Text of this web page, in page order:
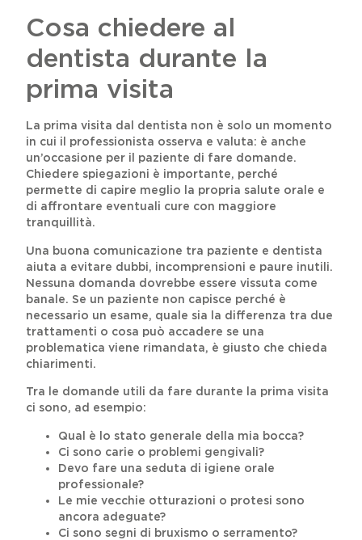
Cosa chiedere al
dentista durante la
prima visita
La prima visita dal dentista non è solo un momento
in cui il professionista osserva e valuta: è anche
un’occasione per il paziente di fare domande.
Chiedere spiegazioni è importante, perché
permette di capire meglio la propria salute orale e
di affrontare eventuali cure con maggiore
tranquillità.
Una buona comunicazione tra paziente e dentista
aiuta a evitare dubbi, incomprensioni e paure inutili.
Nessuna domanda dovrebbe essere vissuta come
banale. Se un paziente non capisce perché è
necessario un esame, quale sia la differenza tra due
trattamenti o cosa può accadere se una
problematica viene rimandata, è giusto che chieda
chiarimenti.
Tra le domande utili da fare durante la prima visita
ci sono, ad esempio:
Qual è lo stato generale della mia bocca?
Ci sono carie o problemi gengivali?
Devo fare una seduta di igiene orale
professionale?
Le mie vecchie otturazioni o protesi sono
ancora adeguate?
Ci sono segni di bruxismo o serramento?